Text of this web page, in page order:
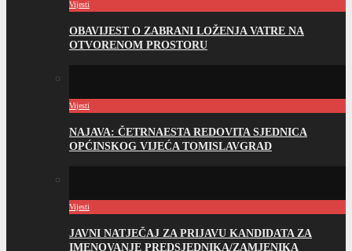
Vijesti
OBAVIJEST O ZABRANI LOŽENJA VATRE NA
OTVORENOM PROSTORU
Vijesti
NAJAVA: ČETRNAESTA REDOVITA SJEDNICA
OPĆINSKOG VIJEĆA TOMISLAVGRAD
Vijesti
JAVNI NATJEČAJ ZA PRIJAVU KANDIDATA ZA
IMENOVANJE PREDSJEDNIKA/ZAMJENIKA